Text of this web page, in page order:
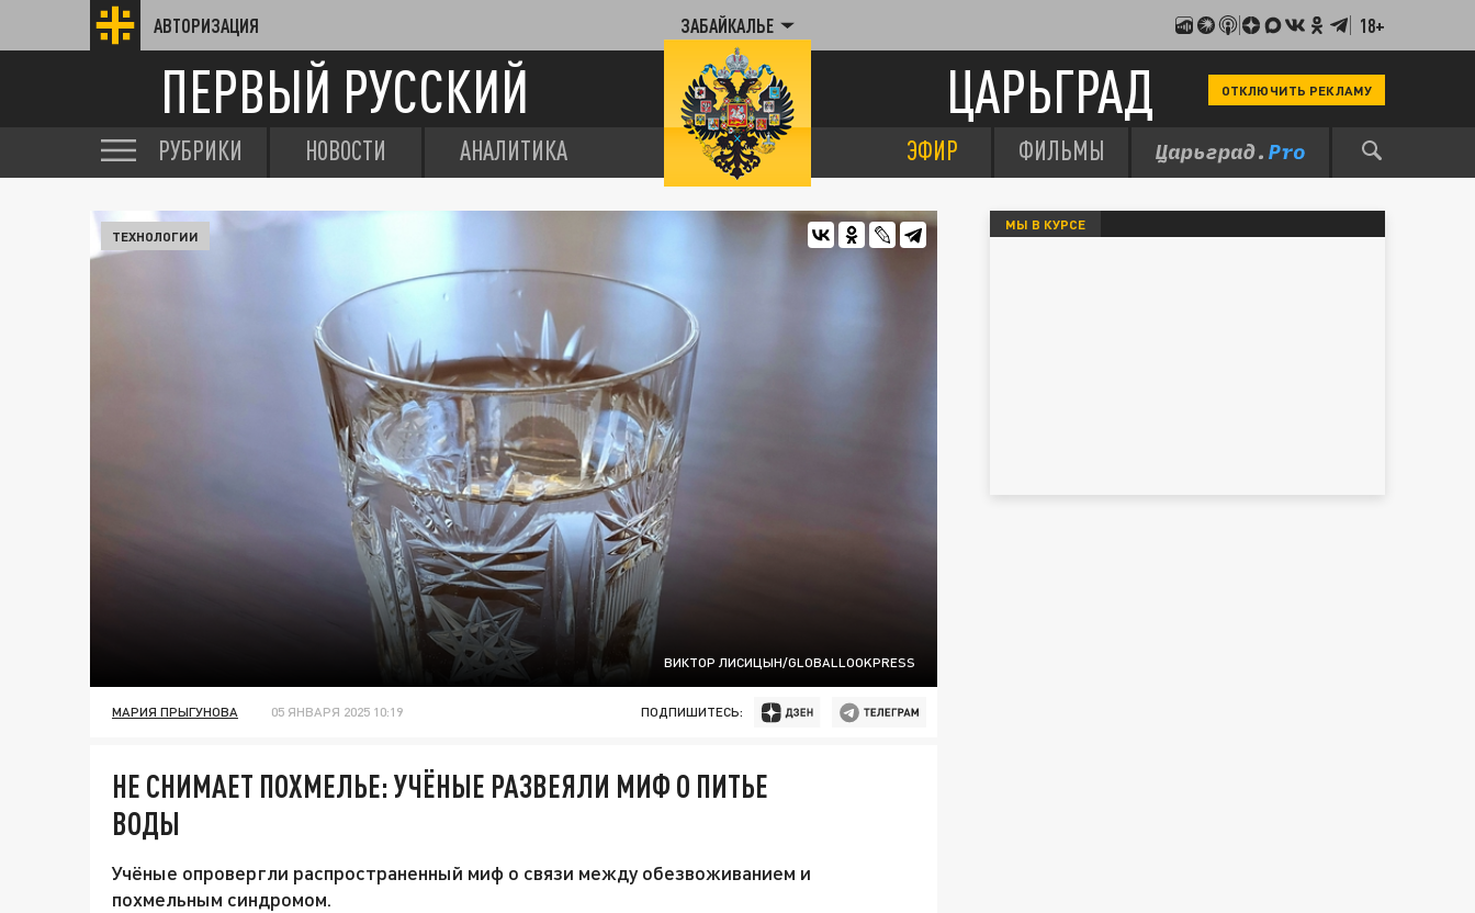
АВТОРИЗАЦИЯ ЗАБАЙКАЛЬЕ 18+
ПЕРВЫЙ РУССКИЙ ЦАРЬГРАД ОТКЛЮЧИТЬ РЕКЛАМУ
РУБРИКИ НОВОСТИ АНАЛИТИКА ЭФИР ФИЛЬМЫ
ВИКТОР ЛИСИЦЫН/GLOBALLOOKPRESS
ТЕХНОЛОГИИ
МАРИЯ ПРЫГУНОВА 05 ЯНВАРЯ 2025 10:19 ПОДПИШИТЕСЬ:
НЕ СНИМАЕТ ПОХМЕЛЬЕ: УЧЁНЫЕ РАЗВЕЯЛИ МИФ О ПИТЬЕ
ВОДЫ
Учёные опровергли распространенный миф о связи между обезвоживанием и
похмельным синдромом.
МЫ В КУРСЕ